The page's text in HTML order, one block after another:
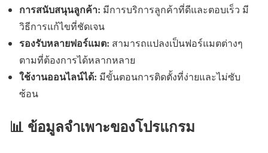
การสนับสนุนลูกค้า: มีการบริการลูกค้าที่ดีและตอบเร็ว มี
วิธีการแก้ไขที่ชัดเจน
รองรับหลายฟอร์แมต: สามารถแปลงเป็นฟอร์แมตต่างๆ
ตามที่ต้องการได้หลากหลาย
ใช้งานออนไลน์ได้: มีขั้นตอนการติดตั้งที่ง่ายและไม่ซับ
ซ้อน
📊 ข้อมูลจำเพาะของโปรแกรม